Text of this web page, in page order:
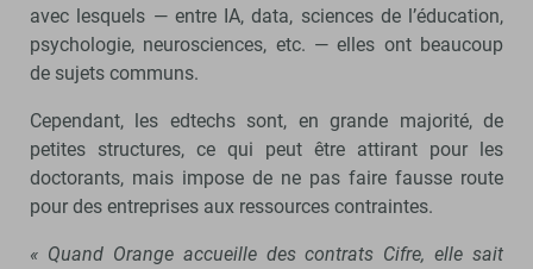
avec lesquels — entre IA, data, sciences de l’éducation,
psychologie, neurosciences, etc. — elles ont beaucoup
de sujets communs.
Cependant, les edtechs sont, en grande majorité, de
petites structures, ce qui peut être attirant pour les
doctorants, mais impose de ne pas faire fausse route
pour des entreprises aux ressources contraintes.
« Quand Orange accueille des contrats Cifre, elle sait